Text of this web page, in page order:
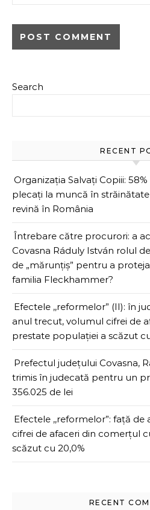
Search
RECENT
Organizația Salvați Copiii:
plecați la muncă în străinătate
revină în România
Întrebare către procurori: a
Covasna Ráduly István rolul
de „mărunțiș” pentru a
familia Fleckhammer?
Efectele ,,reformelor” (II): în
anul trecut, volumul cifrei de
prestate populației a scăzut
Prefectul județului Covasna,
trimis în judecată pentru un
356.025 de lei
Efectele ,,reformelor”: față
cifrei de afaceri din comerțul
scăzut cu 20,0%
RECENT